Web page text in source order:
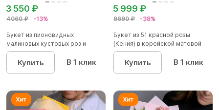
4060 ₽ -13%
3 550 ₽
Букет из пионовидных
малиновых кустовых роз и
альстроме...
Купить В 1 клик
9690 ₽ -38%
5 999 ₽
Букет из 51 красной розы
(Кения) в корейской матовой
уп...
Купить В 1 клик